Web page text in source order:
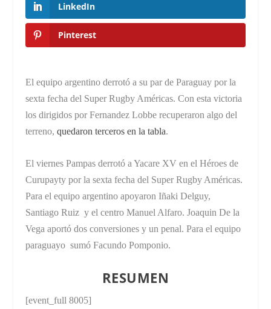
LinkedIn
Pinterest
El equipo argentino derrotó a su par de Paraguay por la
sexta fecha del Super Rugby Américas. Con esta victoria
los dirigidos por Fernandez Lobbe recuperaron algo del
terreno,quedaron terceros en la tabla.
El viernes Pampas derrotó a Yacare XV en el Héroes de
Curupayty por la sexta fecha del Super Rugby Américas.
Para el equipo argentino apoyaron Iñaki Delguy,
Santiago Ruiz y el centro Manuel Alfaro. Joaquin De la
Vega aportó dos conversiones y un penal. Para el equipo
paraguayo sumó Facundo Pomponio.
RESUMEN
[event_full 8005]